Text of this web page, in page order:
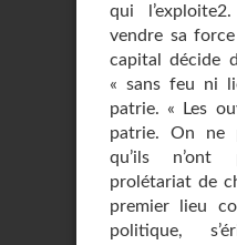
qui
vendre sa
capital décide
« sans feu ni
patrie. « Les
patrie. On ne
qu’ils n’ont
prolétariat de
premier lieu
politique,